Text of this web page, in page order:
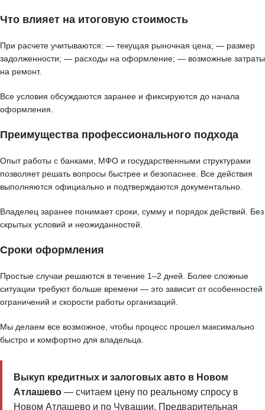
Что влияет на итоговую стоимость
При расчете учитываются: — текущая рыночная цена; — размер
задолженности; — расходы на оформление; — возможные затраты
на ремонт.
Все условия обсуждаются заранее и фиксируются до начала
оформления.
Преимущества профессионального подхода
Опыт работы с банками, МФО и государственными структурами
позволяет решать вопросы быстрее и безопаснее. Все действия
выполняются официально и подтверждаются документально.
Владелец заранее понимает сроки, сумму и порядок действий. Без
скрытых условий и неожиданностей.
Сроки оформления
Простые случаи решаются в течение 1–2 дней. Более сложные
ситуации требуют больше времени — это зависит от особенностей
ограничений и скорости работы организаций.
Мы делаем все возможное, чтобы процесс прошел максимально
быстро и комфортно для владельца.
Выкуп кредитных и залоговых авто в Новом
Атлашево— считаем цену по реальному спросу в
Новом Атлашево и по Чувашии. Предварительная